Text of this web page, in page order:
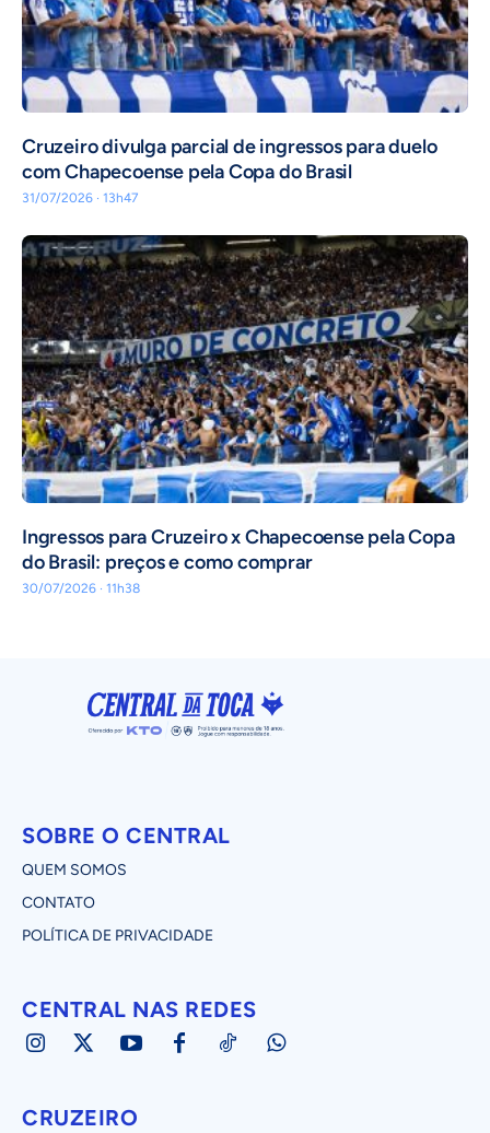
Cruzeiro divulga parcial de ingressos para duelo
com Chapecoense pela Copa do Brasil
31/07/2026 · 13h47
Ingressos para Cruzeiro x Chapecoense pela Copa
do Brasil: preços e como comprar
30/07/2026 · 11h38
SOBRE O CENTRAL
QUEM SOMOS
CONTATO
POLÍTICA DE PRIVACIDADE
CENTRAL NAS REDES
CRUZEIRO